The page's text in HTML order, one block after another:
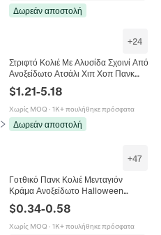
Δωρεάν αποστολή
σε Βραχιόλια
+24
Στριφτό Κολιέ Με Αλυσίδα Σχοινί Από
Ανοξείδωτο Ατσάλι Χιπ Χοπ Πανκ
Στυλ Μινιμαλιστικά Κοσμήματα Για
Άνδρες Γυναίκες Επιμεταλλωμένο
$1.21-5.18
Χωρίς MOQ · 1K+ πουλήθηκε πρόσφατα
Δωρεάν αποστολή
+47
Γοτθικό Πανκ Κολιέ Μενταγιόν
Κράμα Ανοξείδωτο Halloween
Κρανίο Σκόρος Βίκινγκ Κοσμήματα
Για Άνδρες Γυναίκες
$0.34-0.58
Χωρίς MOQ · 1K+ πουλήθηκε πρόσφατα